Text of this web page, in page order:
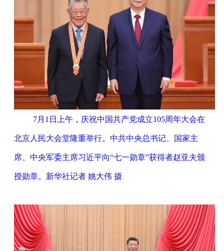
7月1日上午，庆祝中国共产党成立105周年大会在
北京人民大会堂隆重举行。中共中央总书记、国家主
席、中央军委主席习近平向“七一勋章”获得者赵亚夫颁
授勋章。新华社记者 姚大伟 摄